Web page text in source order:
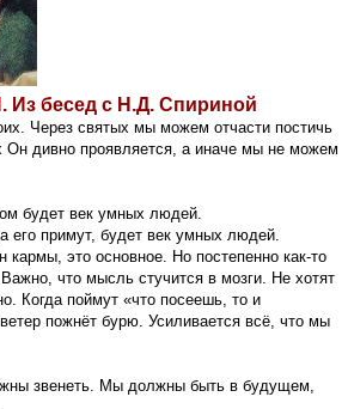
бесед с Н.Д. Спириной
Через святых мы можем отчасти постичь
Он дивно проявляется, а иначе мы не можем
будет век умных людей.
его примут, будет век умных людей.
кармы, это основное. Но постепенно как-то
что мысль стучится в мозги. Не хотят
Когда поймут «что посеешь, то и
пожнёт бурю. Усиливается всё, что мы
звенеть. Мы должны быть в будущем,